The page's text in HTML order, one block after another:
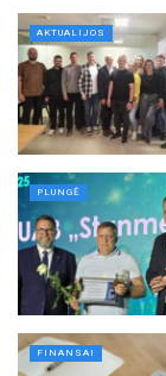
AKTUALIJOS
PLUNGĖ
FINANSAI